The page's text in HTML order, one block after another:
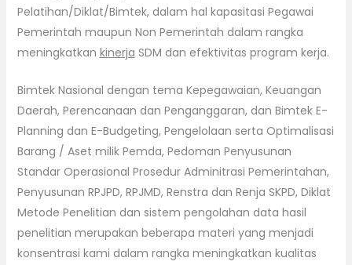
Pelatihan/Diklat/Bimtek, dalam hal kapasitasi Pegawai
Pemerintah maupun Non Pemerintah dalam rangka
meningkatkan kinerja SDM dan efektivitas program kerja.
Bimtek Nasional dengan tema Kepegawaian, Keuangan
Daerah, Perencanaan dan Penganggaran, dan Bimtek E-
Planning dan E-Budgeting, Pengelolaan serta Optimalisasi
Barang / Aset milik Pemda, Pedoman Penyusunan
Standar Operasional Prosedur Adminitrasi Pemerintahan,
Penyusunan RPJPD, RPJMD, Renstra dan Renja SKPD, Diklat
Metode Penelitian dan sistem pengolahan data hasil
penelitian merupakan beberapa materi yang menjadi
konsentrasi kami dalam rangka meningkatkan kualitas